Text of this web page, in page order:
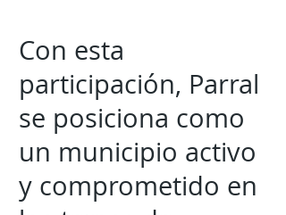
Con esta
participación, Parral
se posiciona como
un municipio activo
y comprometido en